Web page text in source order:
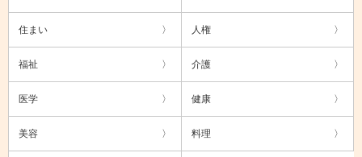
住まい 人権
福祉 介護
医学 健康
美容 料理